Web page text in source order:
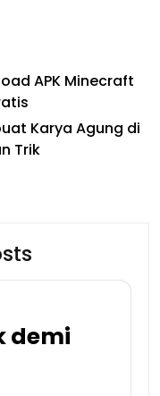
APK Minecraft
Karya Agung di
Trik
demi